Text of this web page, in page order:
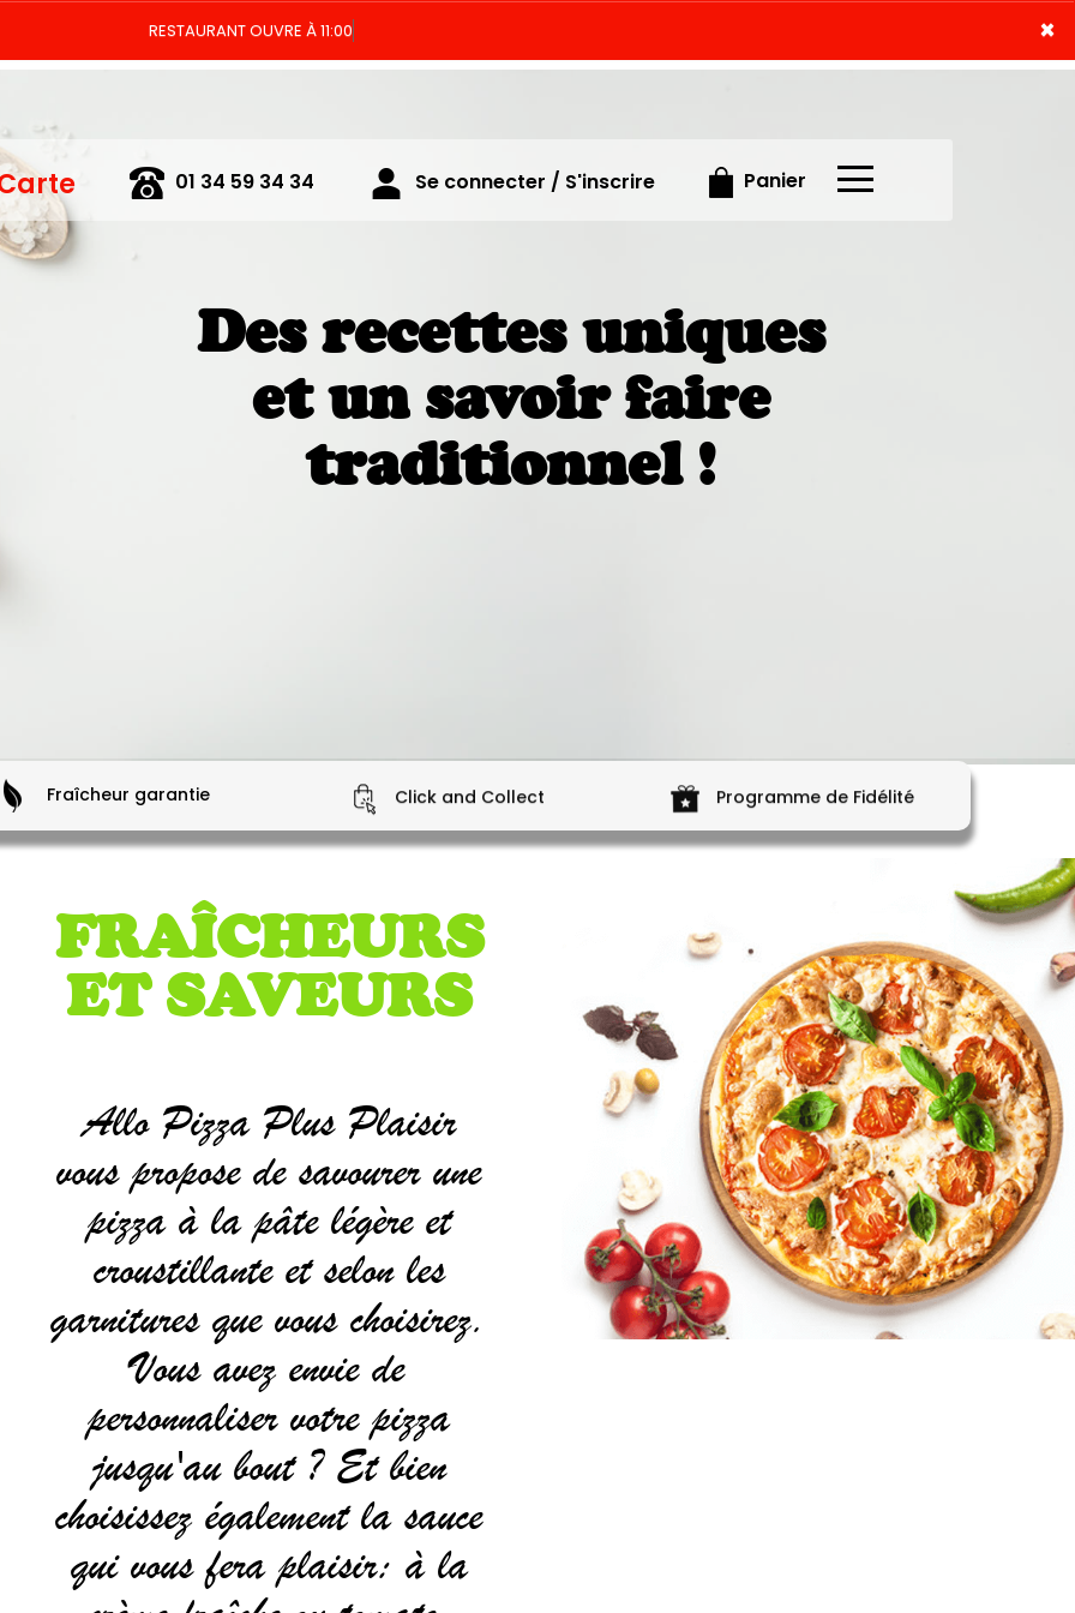
×
RESTAURA
01 34 59 34 34 Se connecter / S'inscrire Panier
×
Des recettes uniques
et un savoir faire
traditionnel !
Fraîcheur garantie Click and Collect Programme de Fidélité
FRAÎCHEURS
ET SAVEURS
Allo Pizza Plus Plaisir
vous propose de savourer une
pizza à la pâte légère et
croustillante et selon les
garnitures que vous choisirez.
Vous avez envie de
personnaliser votre pizza
jusqu'au bout ? Et bien
choisissez également la sauce
qui vous fera plaisir: à la